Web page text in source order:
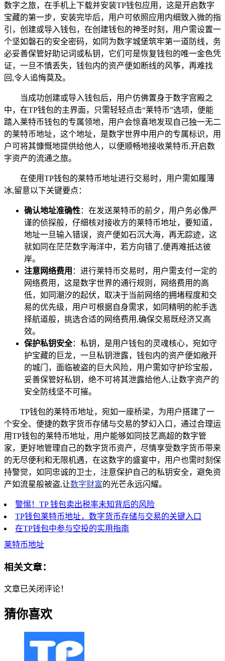
数字之旅，在手机上下载并安装TP钱包应用，这是开启数字
宝藏的第一步，安装完毕后，用户可依照应用内细致入微的指
引，创建或导入钱包，在创建钱包的神圣时刻，用户需设置一
个坚如磐石的安全密码，如同为数字城堡筑牢第一道防线，务
必妥善保管好助记词或私钥，它们可是恢复钱包的唯一金色凭
证，一旦不慎丢失，钱包内的资产便如断线的风筝，再难找
回,令人追悔莫及。
当成功创建或导入钱包后，用户仿佛置身于数字宫殿之
中，在TP钱包的主界面，只需轻轻点击“莱特币”选项，便能
踏入莱特币钱包的专属领地，用户会惊喜地发现自己独一无二
的莱特币地址，这个地址，是数字世界中用户的专属标识，用
户可将其慷慨地提供给他人，以便顺畅地接收莱特币,开启数
字资产的流通之旅。
在使用TP钱包的莱特币地址进行交易时，用户需如履薄
冰,留意以下关键要点：
确认地址准确性：在发送莱特币的前夕，用户务必像严
谨的侦探般，仔细核对接收方的莱特币地址，要知道，
地址一旦输入错误，资产便如石沉大海，再无踪迹，这
就如同在茫茫数字海洋中，若方向错了,便再难抵达彼
岸。
注意网络费用 ：进行莱特币交易时，用户需支付一定的
网络费用，这是数字世界的通行规则，网络费用的高
低，如同潮汐的起伏，取决于当前网络的拥堵程度和交
易的优先级，用户可根据自身需求，如同精明的舵手选
择航道般，挑选合适的网络费用,确保交易既经济又高
效。
保护私钥安全：私钥，是用户钱包的灵魂核心，宛如守
护宝藏的巨龙，一旦私钥泄露，钱包内的资产便如敞开
的城门，面临被盗的巨大风险，用户需如守护珍宝般，
妥善保管好私钥，绝不可将其泄露给他人,让数字资产的
安全防线坚不可摧。
TP钱包的莱特币地址，宛如一座桥梁，为用户搭建了一
个安全、便捷的数字货币存储与交易的梦幻入口，通过合理运
用TP钱包的莱特币地址，用户能够如同技艺高超的数字管
家，更好地管理自己的数字货币资产，尽情享受数字货币带来
的无尽便利和无限机遇，在这数字的盛宴中，用户也需时刻保
持警觉，如同忠诚的卫士，注意保护自己的私钥安全，避免资
产如流星般被盗,让数字财富的光芒永远闪耀。
警惕！TP 钱包卖出税率未知背后的风险
TP钱包莱特币地址，数字货币存储与交易的关键入口
在TP钱包中参与空投的实用指南
莱特币地址
相关文章：
文章已关闭评论！
猜你喜欢